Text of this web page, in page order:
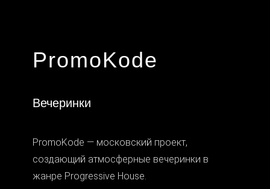
PromoKode
Вечеринки
PromoKode — московский проект,
создающий атмосферные вечеринки в
жанре Progressive House.